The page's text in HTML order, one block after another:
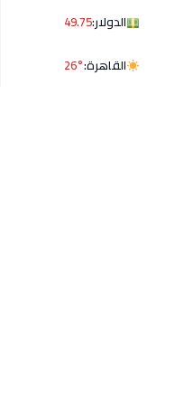
الدولار:49.75
القاهرة:26°